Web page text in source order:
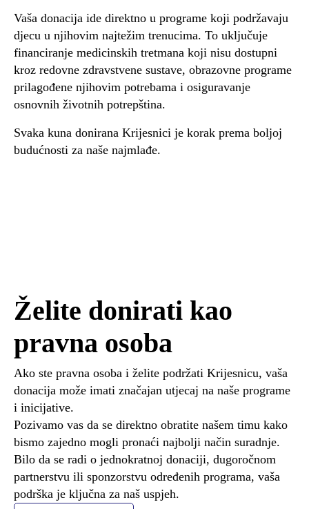
Vaša donacija ide direktno u programe koji podržavaju
djecu u njihovim najtežim trenucima. To uključuje
financiranje medicinskih tretmana koji nisu dostupni
kroz redovne zdravstvene sustave, obrazovne programe
prilagođene njihovim potrebama i osiguravanje
osnovnih životnih potrepština.
Svaka kuna donirana Krijesnici je korak prema boljoj
budućnosti za naše najmlađe.
Želite donirati kao
pravna osoba
Ako ste pravna osoba i želite podržati Krijesnicu, vaša
donacija može imati značajan utjecaj na naše programe
i inicijative.
Pozivamo vas da se direktno obratite našem timu kako
bismo zajedno mogli pronaći najbolji način suradnje.
Bilo da se radi o jednokratnoj donaciji, dugoročnom
partnerstvu ili sponzorstvu određenih programa, vaša
podrška je ključna za naš uspjeh.